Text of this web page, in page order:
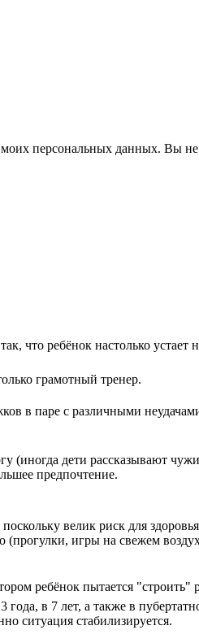
моих персональных данных. Вы не
что ребёнок настолько устает
грамотный тренер.
в паре с различными
(иногда дети рассказывают
предпочтение.
велик риск для
игры на свежем
ребёнок пытается
в 7 лет, а также в
ситуация стабилизируется.